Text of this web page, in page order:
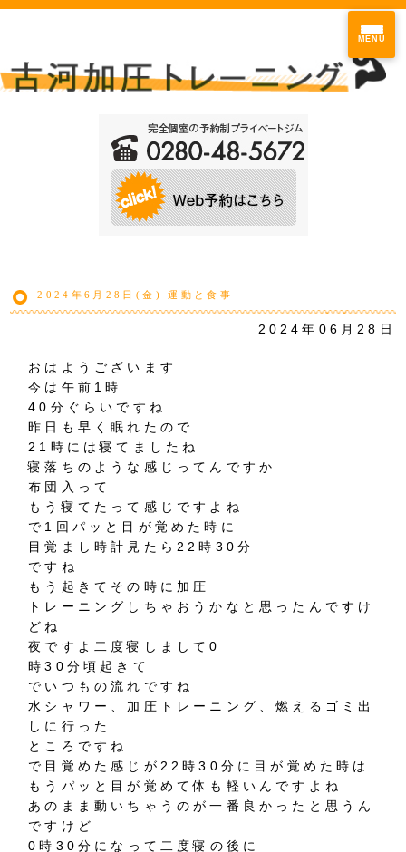
MENU
2024年6月28日(金) 運動と食事
2024年06月28日
おはようございます
今は午前1時
40分ぐらいですね
昨日も早く眠れたので
21時には寝てましたね
寝落ちのような感じってんですか
布団入って
もう寝てたって感じですよね
で1回パッと目が覚めた時に
目覚まし時計見たら22時30分
ですね
もう起きてその時に加圧
トレーニングしちゃおうかなと思ったんですけ
どね
夜ですよ二度寝しまして0
時30分頃起きて
でいつもの流れですね
水シャワー、加圧トレーニング、燃えるゴミ出
しに行った
ところですね
で目覚めた感じが22時30分に目が覚めた時は
もうパッと目が覚めて体も軽いんですよね
あのまま動いちゃうのが一番良かったと思うん
ですけど
0時30分になって二度寝の後に